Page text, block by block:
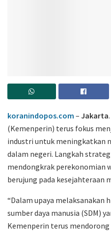
koranindopos.com – Jakarta
(Kemenperin) terus fokus
industri untuk meningkatkan
dalam negeri. Langkah
mendongkrak perekonomian
berujung pada kesejahteraan
“Dalam upaya melaksanakan
sumber daya manusia (SDM)
Kemenperin terus